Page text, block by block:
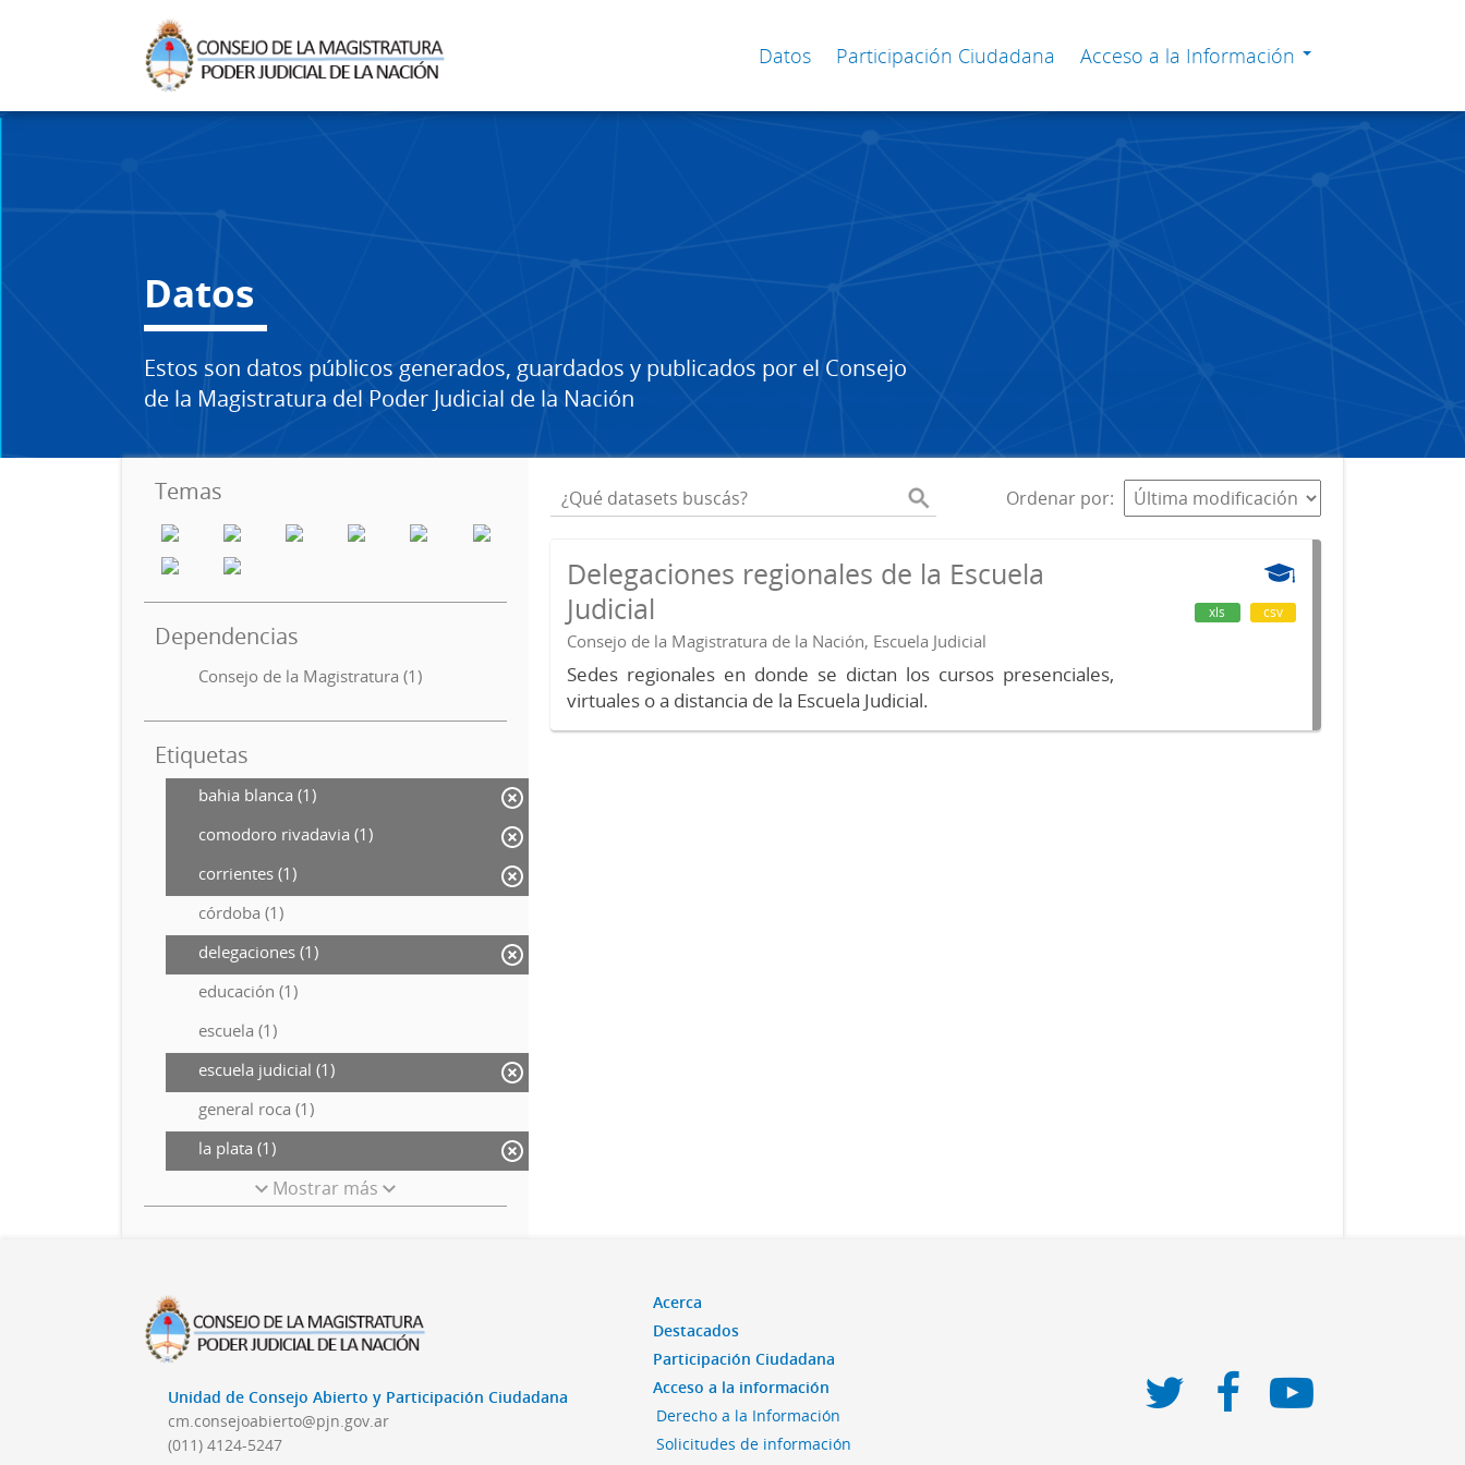
Datos Participación Ciudadana Acceso a la Información
Datos
Estos son datos públicos generados, guardados y publicados por el Consejo
de la Magistratura del Poder Judicial de la Nación
Temas
Dependencias
Consejo de la Magistratura (1)
Etiquetas
bahia blanca (1)
comodoro rivadavia (1)
corrientes (1)
córdoba (1)
delegaciones (1)
educación (1)
escuela (1)
escuela judicial (1)
general roca (1)
la plata (1)
Mostrar más
Ordenar por
Delegaciones regionales de la Escuela
Judicial
Consejo de la Magistratura de la Nación, Escuela Judicial
Sedes regionales en donde se dictan los cursos presenciales,
virtuales o a distancia de la Escuela Judicial.
xls csv
Unidad de Consejo Abierto y Participación Ciudadana
cm.consejoabierto@pjn.gov.ar
(011) 4124-5247
Acerca
Destacados
Participación Ciudadana
Acceso a la información
Derecho a la Información
Solicitudes de información